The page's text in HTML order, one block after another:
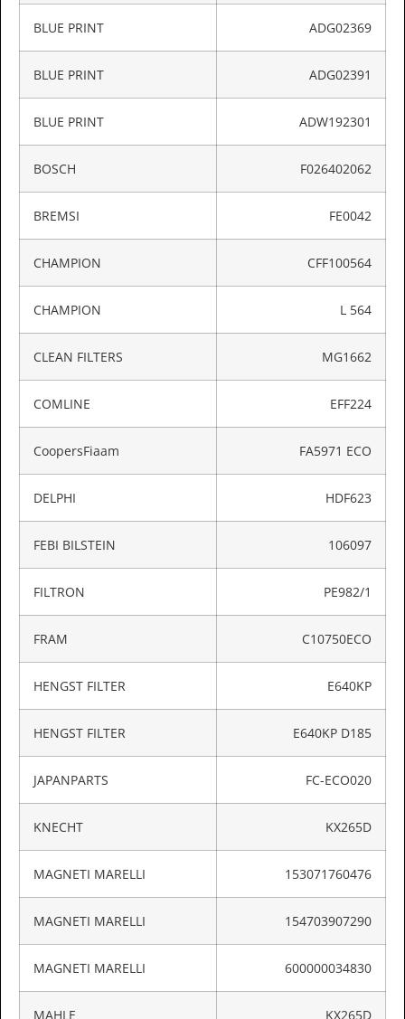
BLUE PRINT ADG02369
BLUE PRINT ADG02391
BLUE PRINT ADW192301
BOSCH F026402062
BREMSI FE0042
CHAMPION CFF100564
CHAMPION L 564
CLEAN FILTERS MG1662
COMLINE EFF224
CoopersFiaam FA5971 ECO
DELPHI HDF623
FEBI BILSTEIN 106097
FILTRON PE982/1
FRAM C10750ECO
HENGST FILTER E640KP
HENGST FILTER E640KP D185
JAPANPARTS FC-ECO020
KNECHT KX265D
MAGNETI MARELLI 153071760476
MAGNETI MARELLI 154703907290
MAGNETI MARELLI 600000034830
MAHLE KX265D